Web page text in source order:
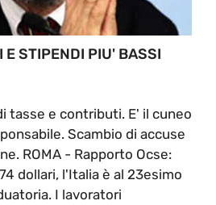
E STIPENDI PIU' BASSI
tasse e contributi. E' il cuneo
Scambio di accuse
ROMA - Rapporto Ocse:
dollari, l'Italia è al 23esimo
I lavoratori